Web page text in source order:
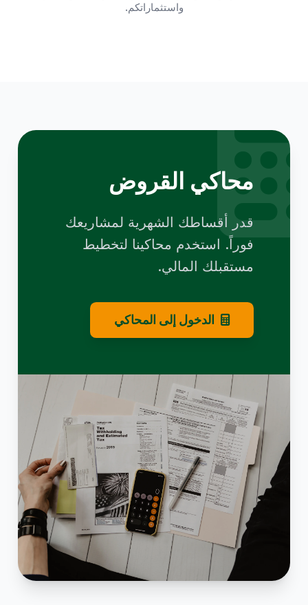
واستثماراتكم.
محاكي القروض
قدر أقساطك الشهرية لمشاريعك
فوراً. استخدم محاكينا لتخطيط
مستقبلك المالي.
الدخول إلى المحاكي